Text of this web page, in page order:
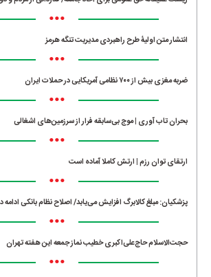
•••
انتشار متن اولیۀ طرح راهبردی مدیریت تنگه هرمز
•••
ضربه مغزی بیش از ۷۰۰ نظامی آمریکایی در حملات ایران
•••
بحران تاب آوری | موج بی‌سابقه فرار از سرزمین‌های اشغالی
•••
ارتقای توان رزم | ارتش کاملا آماده است
•••
پزشکیان: مبلغ کالابرگ افزایش می‌یابد/ اصلاح نظام بانکی ادامه
•••
حجت‌الاسلام حاج‌علی‌اکبری خطیب نماز جمعه این هفته تهران
•••